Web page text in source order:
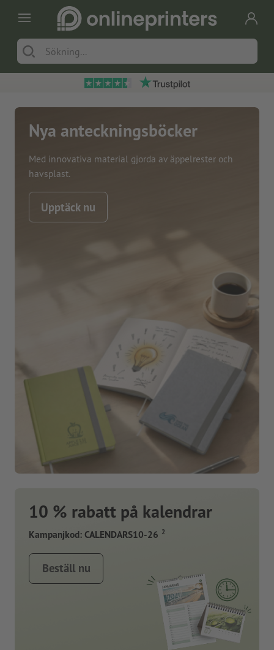
Nya anteckningsböcker
Med innovativa material gjorda av äppelrester och
havsplast.
Upptäck nu
10 % rabatt på kalendrar
Kampanjkod: CALENDARS10-26 2
Beställ nu